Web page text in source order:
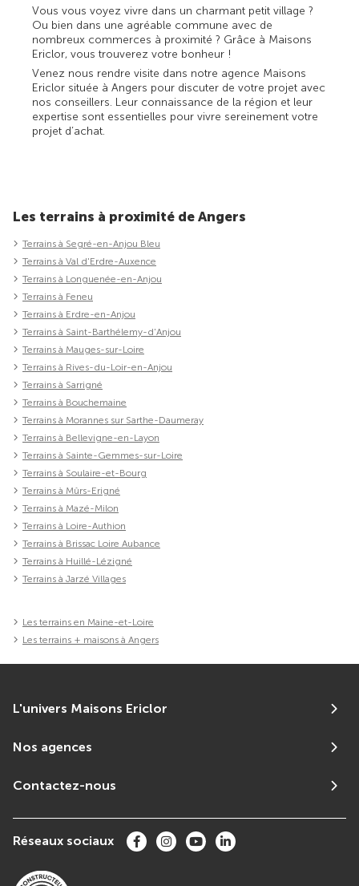
Vous vous voyez vivre dans un charmant petit village ?
Ou bien dans une agréable commune avec de
nombreux commerces à proximité ? Grâce à Maisons
Ericlor, vous trouverez votre bonheur !
Venez nous rendre visite dans notre agence Maisons
Ericlor située à Angers pour discuter de votre projet avec
nos conseillers. Leur connaissance de la région et leur
expertise sont essentielles pour vivre sereinement votre
projet d’achat.
Les terrains à proximité de Angers
Terrains à Segré-en-Anjou Bleu
Terrains à Val d'Erdre-Auxence
Terrains à Longuenée-en-Anjou
Terrains à Feneu
Terrains à Erdre-en-Anjou
Terrains à Saint-Barthélemy-d'Anjou
Terrains à Mauges-sur-Loire
Terrains à Rives-du-Loir-en-Anjou
Terrains à Sarrigné
Terrains à Bouchemaine
Terrains à Morannes sur Sarthe-Daumeray
Terrains à Bellevigne-en-Layon
Terrains à Sainte-Gemmes-sur-Loire
Terrains à Soulaire-et-Bourg
Terrains à Mûrs-Erigné
Terrains à Mazé-Milon
Terrains à Loire-Authion
Terrains à Brissac Loire Aubance
Terrains à Huillé-Lézigné
Terrains à Jarzé Villages
Les terrains en Maine-et-Loire
Les terrains + maisons à Angers
L'univers Maisons Ericlor
Nos agences
Contactez-nous
Réseaux sociaux